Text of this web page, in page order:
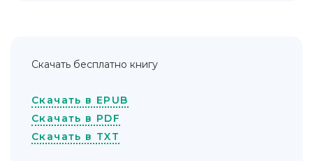
Скачать бесплатно книгу
Скачать в EPUB
Скачать в PDF
Скачать в TXT